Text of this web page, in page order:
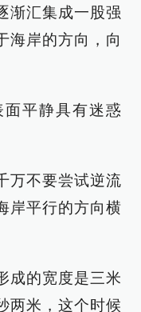
渐汇集成一股强
海岸的方向，向
平静具有迷惑
万不要尝试逆流
岸平行的方向横
成的宽度是三米
两米，这个时候